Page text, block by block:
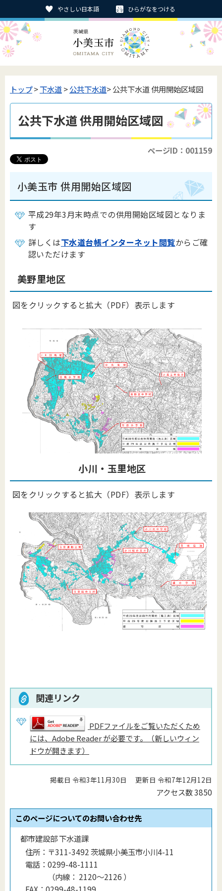
やさしい日本語 ひらがなをつける
トップ>下水道>公共下水道> 公共下水道 供用開始区域図
公共下水道 供用開始区域図
ページID：001159
小美玉市 供用開始区域図
平成29年3月末時点での供用開始区域図となりま
す
詳しくは下水道台帳インターネット閲覧からご確
認いただけます
美野里地区
図をクリックすると拡大（PDF）表示します
小川・玉里地区
図をクリックすると拡大（PDF）表示します
関連リンク
PDFファイルをご覧いただくため
には、Adobe Reader が必要です。（新しいウィン
ドウが開きます）
掲載日 令和3年11月30日 更新日 令和7年12月12日
アクセス数3850
このページについてのお問い合わせ先
都市建設部 下水道課
住所： 〒311-3492 茨城県小美玉市小川4-11
電話： 0299-48-1111
（内線 ： 2120〜2126 ）